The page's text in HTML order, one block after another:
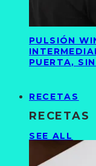
PULSIÓN
PUERTA,
RECETAS
RECETAS
SEE ALL